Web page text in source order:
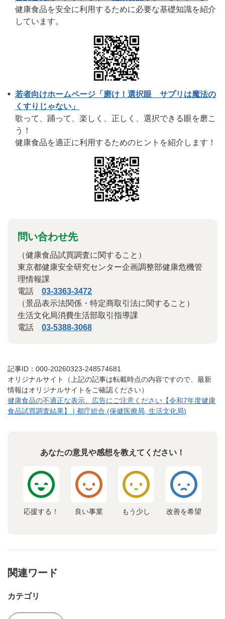
健康食品を安全に利用するために必要な基礎知識を紹介
しています。
若者向けホームページ「磨け！選択眼 サプリは魔法の
くすりじゃない」
歌って、踊って、楽しく、正しく、選択できる眼を磨こ
う！
健康食品を適正に利用するためのヒントを紹介します！
問い合わせ先
（健康食品試買調査に関すること）
東京都健康安全研究センター企画調整部健康危機管
理情報課
電話 03-3363-3472
（景品表示法関係・特定商取引法に関すること）
生活文化局消費生活部取引指導課
電話 03-5388-3068
記事ID：000-20260323-248574681
オリジナルサイト（上記の記事は転載時点の内容ですので、最新
情報はオリジナルサイトをご確認ください）
健康食品の不適正な表示、広告にご注意ください【令和7年度健康
食品試買調査結果】 | 都庁総合 (保健医療局, 生活文化局)
あなたの意見や感想を教えてください！
応援する！ 良い事業 もう少し 改善を希望
関連ワード
カテゴリ